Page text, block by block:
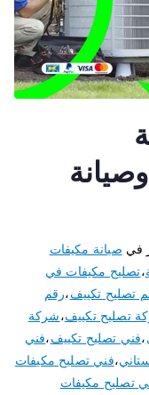
وصيانة
في صيانة مكيفات
،تصليح مكيفات في
تصليح تكييف،رقم
تصليح تكييف،شركة
،فني تصليح تكييف،فني
،فني تصليح مكيفات
تصليح مكيفات